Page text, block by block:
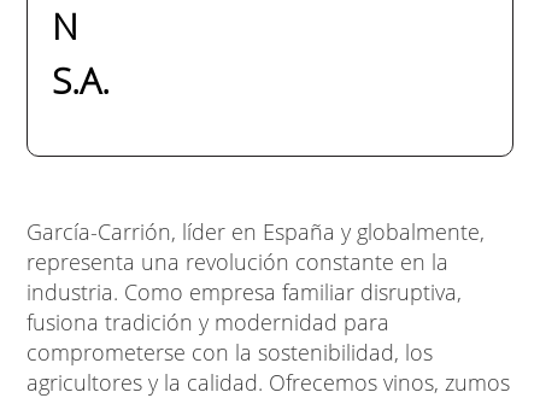
N
S.A.
García-Carrión, líder en España y globalmente,
representa una revolución constante en la
industria. Como empresa familiar disruptiva,
fusiona tradición y modernidad para
comprometerse con la sostenibilidad, los
agricultores y la calidad. Ofrecemos vinos, zumos